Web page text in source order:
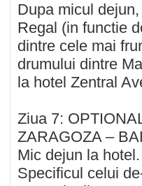
Dupa micul
Regal (in functie
dintre cele mai
drumului dintre
la hotel Zentral
Ziua 7:
ZARAGOZA –
Mic dejun la
Specificul celui